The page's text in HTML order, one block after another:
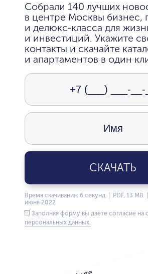
Собрали 140 лучших
в центре Москвы бизнес,
и делюкс-класса для
и инвестиций. Укажите
контакты и скачайте
и апартаментов в один
СКАЧАТЬ
Время скачивания: 6 секунд | PDF, 13
июня 2022
Заполняя форму вы даете согласие на
персональных данных.